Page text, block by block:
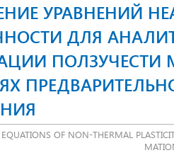
УРАВНЕНИЙ
ДЛЯ
ПОЛЗУЧЕСТИ
OF NON-THERMAL